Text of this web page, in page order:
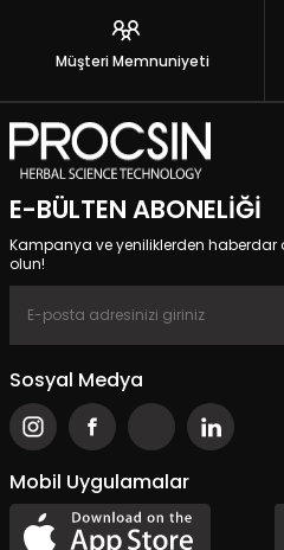
Müşteri Memnuniyeti
E-BÜLTEN ABONELIĞI
Kampanya ve yeniliklerden
olun!
Sosyal Medya
Mobil Uygulamalar